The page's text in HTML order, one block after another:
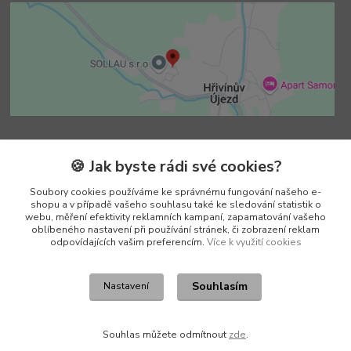
Kontakty
Vedoucí e-shopu
+420 602 552 766
(Po-Pá, 6:30-15 hod.)
🍪 Jak byste rádi své cookies?
Soubory cookies používáme ke správnému fungování našeho e-
shopu a v případě vašeho souhlasu také ke sledování statistik o
webu, měření efektivity reklamních kampaní, zapamatování vašeho
oblíbeného nastavení při používání stránek, či zobrazení reklam
odpovídajících vašim preferencím. Více k využití cookies
Nastavení Souhlasím
Souhlas můžete odmítnout zde.